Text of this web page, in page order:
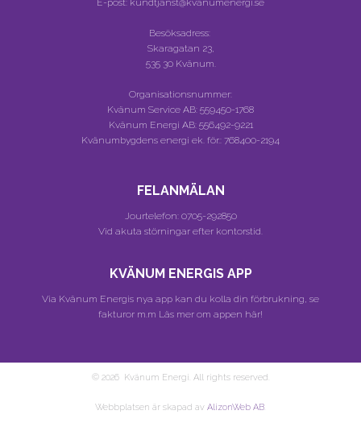
Besöksadress:
Skaragatan 23,
535 30 Kvänum.
Organisationsnummer:
Kvänum Service AB: 559450-1768
Kvänum Energi AB: 556492-9221
Kvänumbygdens energi ek. för.: 768400-2194
FELANMÄLAN
Jourtelefon: 0705-292850
Vid akuta störningar efter kontorstid.
KVÄNUM ENERGIS APP
Via Kvänum Energis nya app kan du kolla din förbrukning, se
fakturor m.m Läs mer om appen här!
© 2026 Kvänum Energi. All rights reserved.
Webbplatsen är skapad av AlizonWeb AB